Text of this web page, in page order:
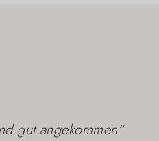
gut angekommen“